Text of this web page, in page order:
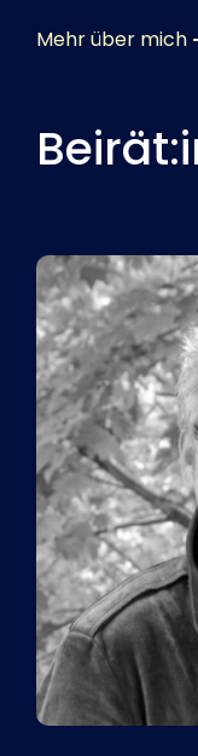
Mehr über mich